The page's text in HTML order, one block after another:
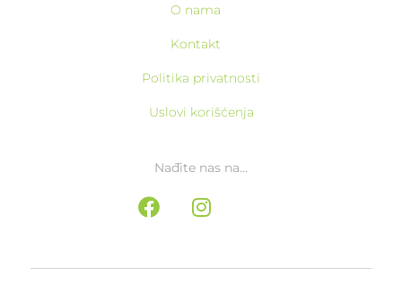
O nama
Kontakt
Politika privatnosti
Uslovi korišćenja
Nađite nas na...